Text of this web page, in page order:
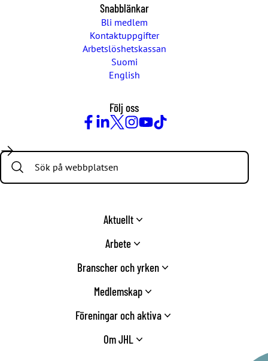
Snabblänkar
Bli medlem
Kontaktuppgifter
Arbetslöshetskassan
Suomi
English
Följ oss
Search:
Aktuellt
Arbete
Branscher och yrken
Medlemskap
Föreningar och aktiva
Om JHL